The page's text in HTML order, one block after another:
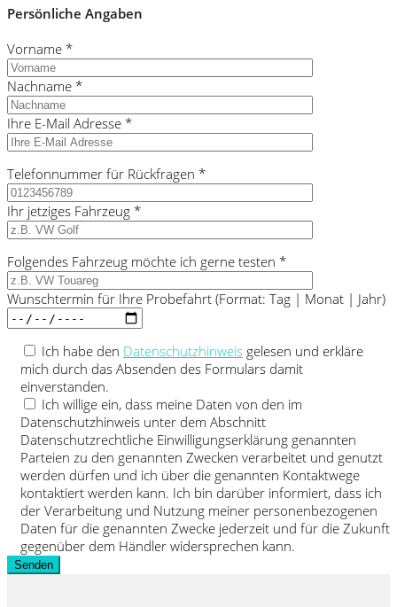
Persönliche Angaben
Vorname *
Nachname *
Ihre E-Mail Adresse *
Telefonnummer für Rückfragen *
Ihr jetziges Fahrzeug *
Folgendes Fahrzeug möchte ich gerne testen *
Wunschtermin für Ihre Probefahrt (Format: Tag | Monat | Jahr)
Ich habe den Datenschutzhinweis gelesen und erkläre
mich durch das Absenden des Formulars damit
einverstanden.
Ich willige ein, dass meine Daten von den im
Datenschutzhinweis unter dem Abschnitt
Datenschutzrechtliche Einwilligungserklärung genannten
Parteien zu den genannten Zwecken verarbeitet und genutzt
werden dürfen und ich über die genannten Kontaktwege
kontaktiert werden kann. Ich bin darüber informiert, dass ich
der Verarbeitung und Nutzung meiner personenbezogenen
Daten für die genannten Zwecke jederzeit und für die Zukunft
gegenüber dem Händler widersprechen kann.